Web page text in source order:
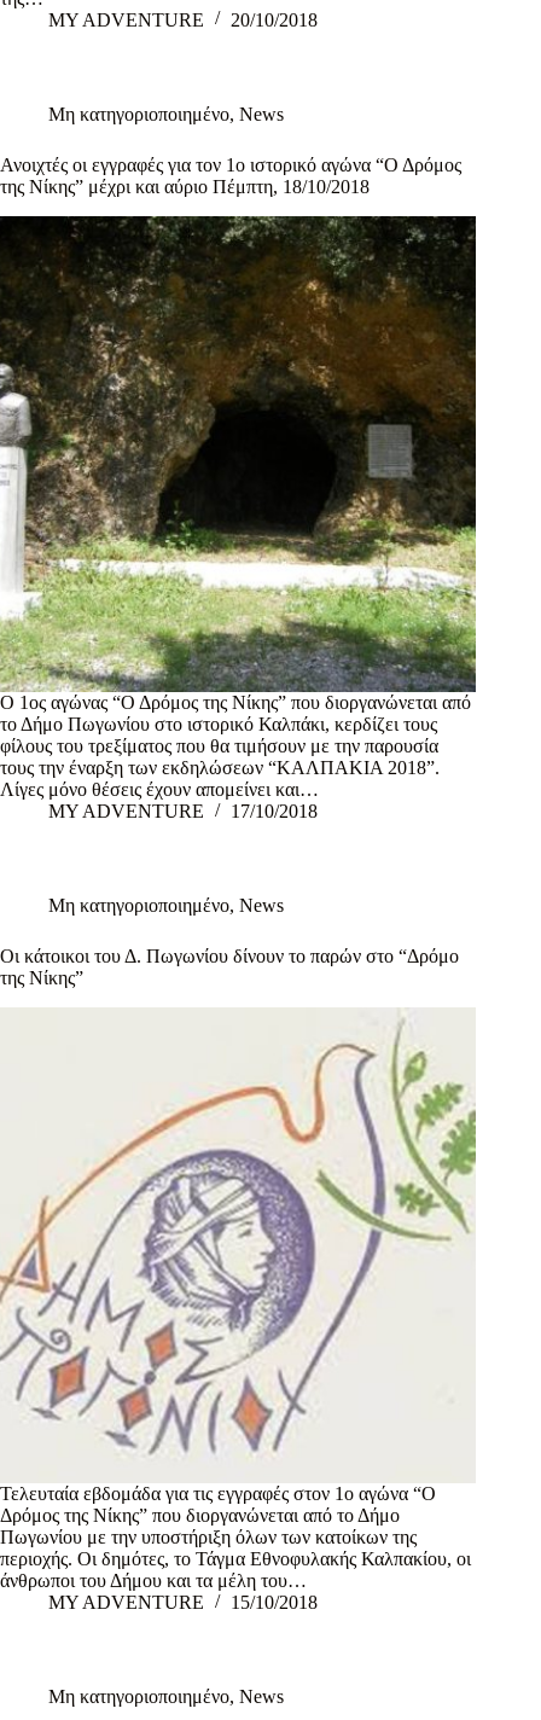
MY ADVENTURE
20/10/2018
Μη κατηγοριοποιημένο, News
Ανοιχτές οι εγγραφές για τον 1ο ιστορικό αγώνα “Ο Δρόμος
της Νίκης” μέχρι και αύριο Πέμπτη, 18/10/2018
Ο 1ος αγώνας “Ο Δρόμος της Νίκης” που διοργανώνεται από
το Δήμο Πωγωνίου στο ιστορικό Καλπάκι, κερδίζει τους
φίλους του τρεξίματος που θα τιμήσουν με την παρουσία
τους την έναρξη των εκδηλώσεων “ΚΑΛΠΑΚΙΑ 2018”.
Λίγες μόνο θέσεις έχουν απομείνει και…
MY ADVENTURE
17/10/2018
Μη κατηγοριοποιημένο, News
Οι κάτοικοι του Δ. Πωγωνίου δίνουν το παρών στο “Δρόμο
της Νίκης”
Τελευταία εβδομάδα για τις εγγραφές στον 1ο αγώνα “Ο
Δρόμος της Νίκης” που διοργανώνεται από το Δήμο
Πωγωνίου με την υποστήριξη όλων των κατοίκων της
περιοχής. Οι δημότες, το Τάγμα Εθνοφυλακής Καλπακίου, οι
άνθρωποι του Δήμου και τα μέλη του…
MY ADVENTURE
15/10/2018
Μη κατηγοριοποιημένο, News